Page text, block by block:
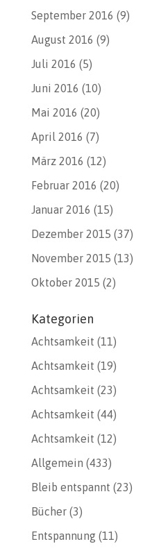
September 2016 (9)
August 2016 (9)
Juli 2016 (5)
Juni 2016 (10)
Mai 2016 (20)
April 2016 (7)
März 2016 (12)
Februar 2016 (20)
Januar 2016 (15)
Dezember 2015 (37)
November 2015 (13)
Oktober 2015 (2)
Kategorien
Achtsamkeit (11)
Achtsamkeit (19)
Achtsamkeit (23)
Achtsamkeit (44)
Achtsamkeit (12)
Allgemein (433)
Bleib entspannt (23)
Bücher(3)
Entspannung(11)